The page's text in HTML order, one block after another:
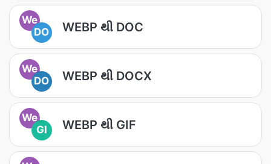
We
DO
WEBP થી DOC
We
DO
WEBP થી DOCX
We
GI
WEBP થી GIF